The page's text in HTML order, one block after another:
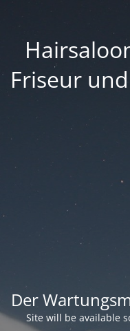
Friseur
Der
Site will be available